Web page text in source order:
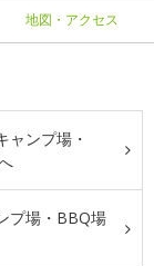
地図・アクセス
ャンプ場・
プ場・BBQ場